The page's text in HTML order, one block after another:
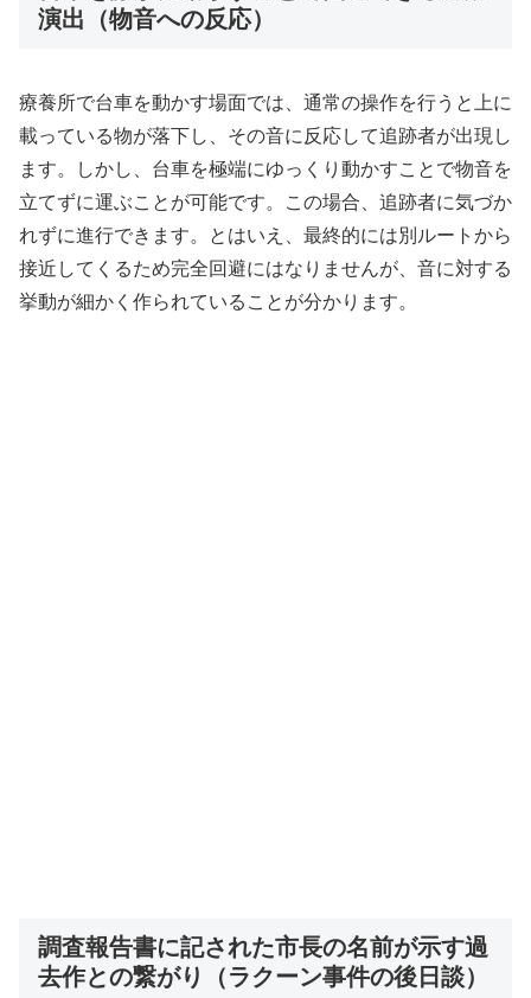
演出（物音への反応）
療養所で台車を動かす場面では、通常の操作を行うと上に
載っている物が落下し、その音に反応して追跡者が出現し
ます。しかし、台車を極端にゆっくり動かすことで物音を
立てずに運ぶことが可能です。この場合、追跡者に気づか
れずに進行できます。とはいえ、最終的には別ルートから
接近してくるため完全回避にはなりませんが、音に対する
挙動が細かく作られていることが分かります。
調査報告書に記された市長の名前が示す過
去作との繋がり（ラクーン事件の後日談）